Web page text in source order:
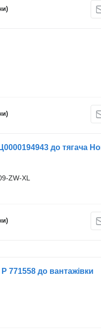
до тягача
ZW-XL
771558 до вантажівки